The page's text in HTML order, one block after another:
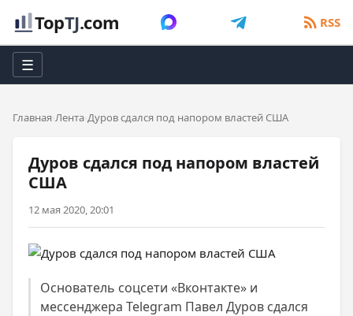
TopTJ.com RSS
☰
Главная Лента Дуров сдался под напором властей США
Дуров сдался под напором властей
США
12 мая 2020, 20:01
Основатель соцсети «Вконтакте» и
мессенджера Telegram Павел Дуров сдался